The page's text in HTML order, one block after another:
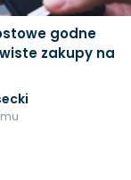
godne
zakupy na